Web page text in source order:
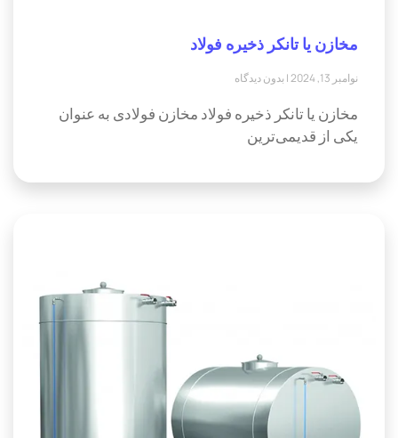
مخازن یا تانکر ذخیره فولاد
نوامبر 13, 2024 بدون دیدگاه
مخازن یا تانکر ذخیره فولاد مخازن فولادی به عنوان
یکی از قدیمی‌ترین